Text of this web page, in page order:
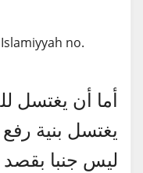
no.
أما أن يغتسل
يغتسل بنية رفع
ليس جنبا بقصد